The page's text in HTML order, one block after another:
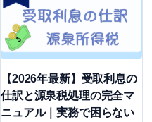
【2026年最新】受取利息の
仕訳と源泉税処理の完全マ
ニュアル｜実務で困らない